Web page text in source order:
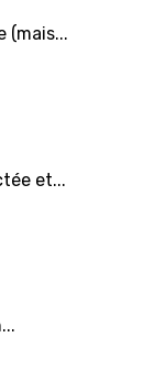
(mais...
et...